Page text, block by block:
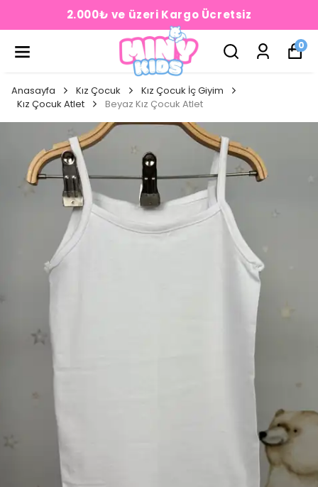
2.000₺ ve üzeri Kargo Ücretsiz
0
Anasayfa Kız Çocuk
Kız Çocuk İç Giyim
Kız Çocuk Atlet
Beyaz Kız Çocuk Atlet